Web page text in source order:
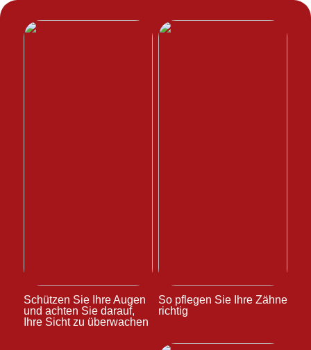
Schützen Sie Ihre Augen
und achten Sie darauf,
Ihre Sicht zu überwachen
So pflegen Sie Ihre Zähne
richtig